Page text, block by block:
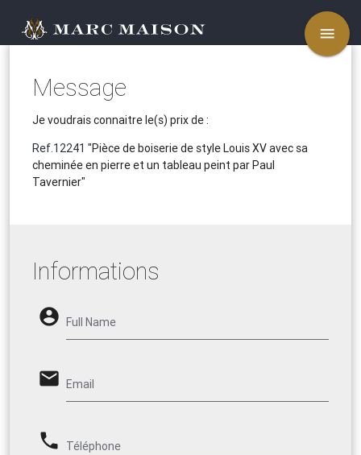
menu
Message
Je voudrais connaitre le(s) prix de :
Ref.12241 "Pièce de boiserie de style Louis XV avec sa
cheminée en pierre et un tableau peint par Paul
Tavernier"
Informations
account_circle Full Name
email Email
phone Téléphone